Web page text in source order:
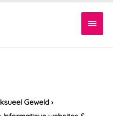
Geweld ›